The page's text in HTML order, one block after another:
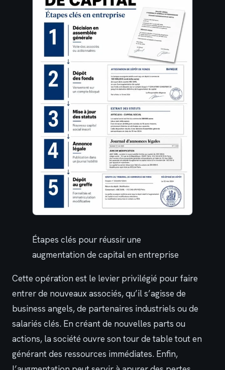
Étapes clés pour réussir une
augmentation de capital en entreprise
Cette opération est le levier privilégié pour faire
entrer de nouveaux associés, qu’il s’agisse de
business angels, de partenaires industriels ou de
salariés clés. En créant de nouvelles parts ou
actions, la société ouvre son tour de table tout en
générant des ressources immédiates. Enfin,